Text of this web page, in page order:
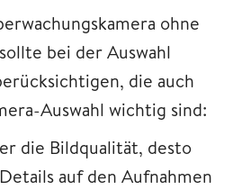
ohne
bei der Auswahl
die auch
Auswahl wichtig sind:
die Bildqualität, desto
auf den Aufnahmen